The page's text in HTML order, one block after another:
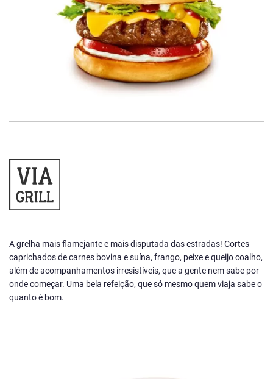
A grelha mais flamejante e mais disputada das estradas! Cortes
caprichados de carnes bovina e suína, frango, peixe e queijo coalho,
além de acompanhamentos irresistíveis, que a gente nem sabe por
onde começar. Uma bela refeição, que só mesmo quem viaja sabe o
quanto é bom.